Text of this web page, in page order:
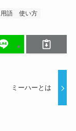
用語 使い方
ミーハーとは